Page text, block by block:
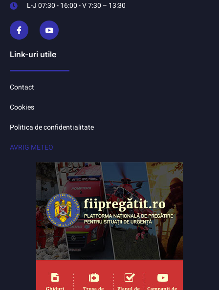
L-J 07:30 - 16:00 - V 7:30 – 13:30
Link-uri utile
Contact
Cookies
Politica de confidentialitate
AVRIG METEO